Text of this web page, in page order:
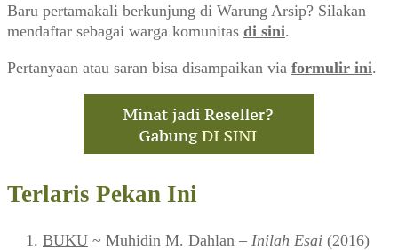
Baru pertamakali berkunjung di Warung Arsip? Silakan
mendaftar sebagai warga komunitas di sini.
Pertanyaan atau saran bisa disampaikan via formulir ini.
Terlaris Pekan Ini
BUKU ~ Muhidin M. Dahlan – Inilah Esai (2016)